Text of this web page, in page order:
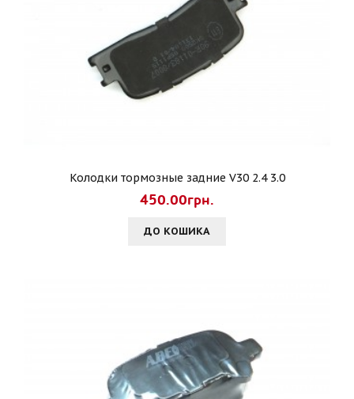
Колодки тормозные задние V30 2.4 3.0
450.00грн.
ДО КОШИКА